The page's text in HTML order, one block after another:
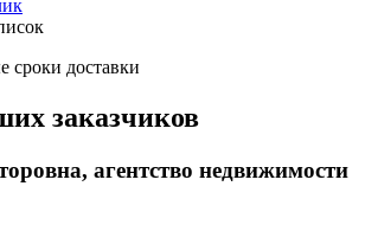
доставки
заказчиков
агентство недвижимости